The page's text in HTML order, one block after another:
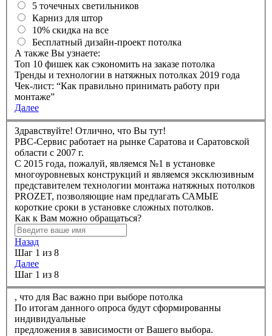
5 точечных светильников
Карниз для штор
10% скидка на все
Бесплатный дизайн-проект потолка
А также Вы узнаете:
Топ 10 фишек как сэкономить на заказе потолка
Тренды и технологии в натяжных потолках 2019 года
Чек-лист: “Как правильно принимать работу при
монтаже”
Далее
Здравствуйте! Отлично, что Вы тут!
РBC-Сервис работает на рынке Саратова и Саратовской
области с 2007 г.
C 2015 года, пожалуй, являемся №1 в установке
многоуровневых конструкций и являемся эксклюзивным
представителем технологии монтажа натяжных потолков
PROZET, позволяющие нам предлагать САМЫЕ
короткие сроки в установке сложных потолков.
Как к Вам можно обращаться?
Назад
Шаг 1 из 8
Далее
Шаг 1 из 8
, что для Вас важно при выборе потолка
По итогам данного опроса будут сформированны
индивидуальные
предложения в зависимости от Вашего выбора.